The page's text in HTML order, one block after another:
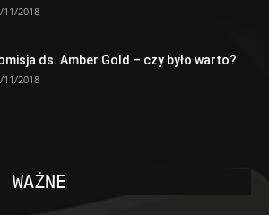
11/2018
ds. Amber Gold – czy było warto?
11/2018